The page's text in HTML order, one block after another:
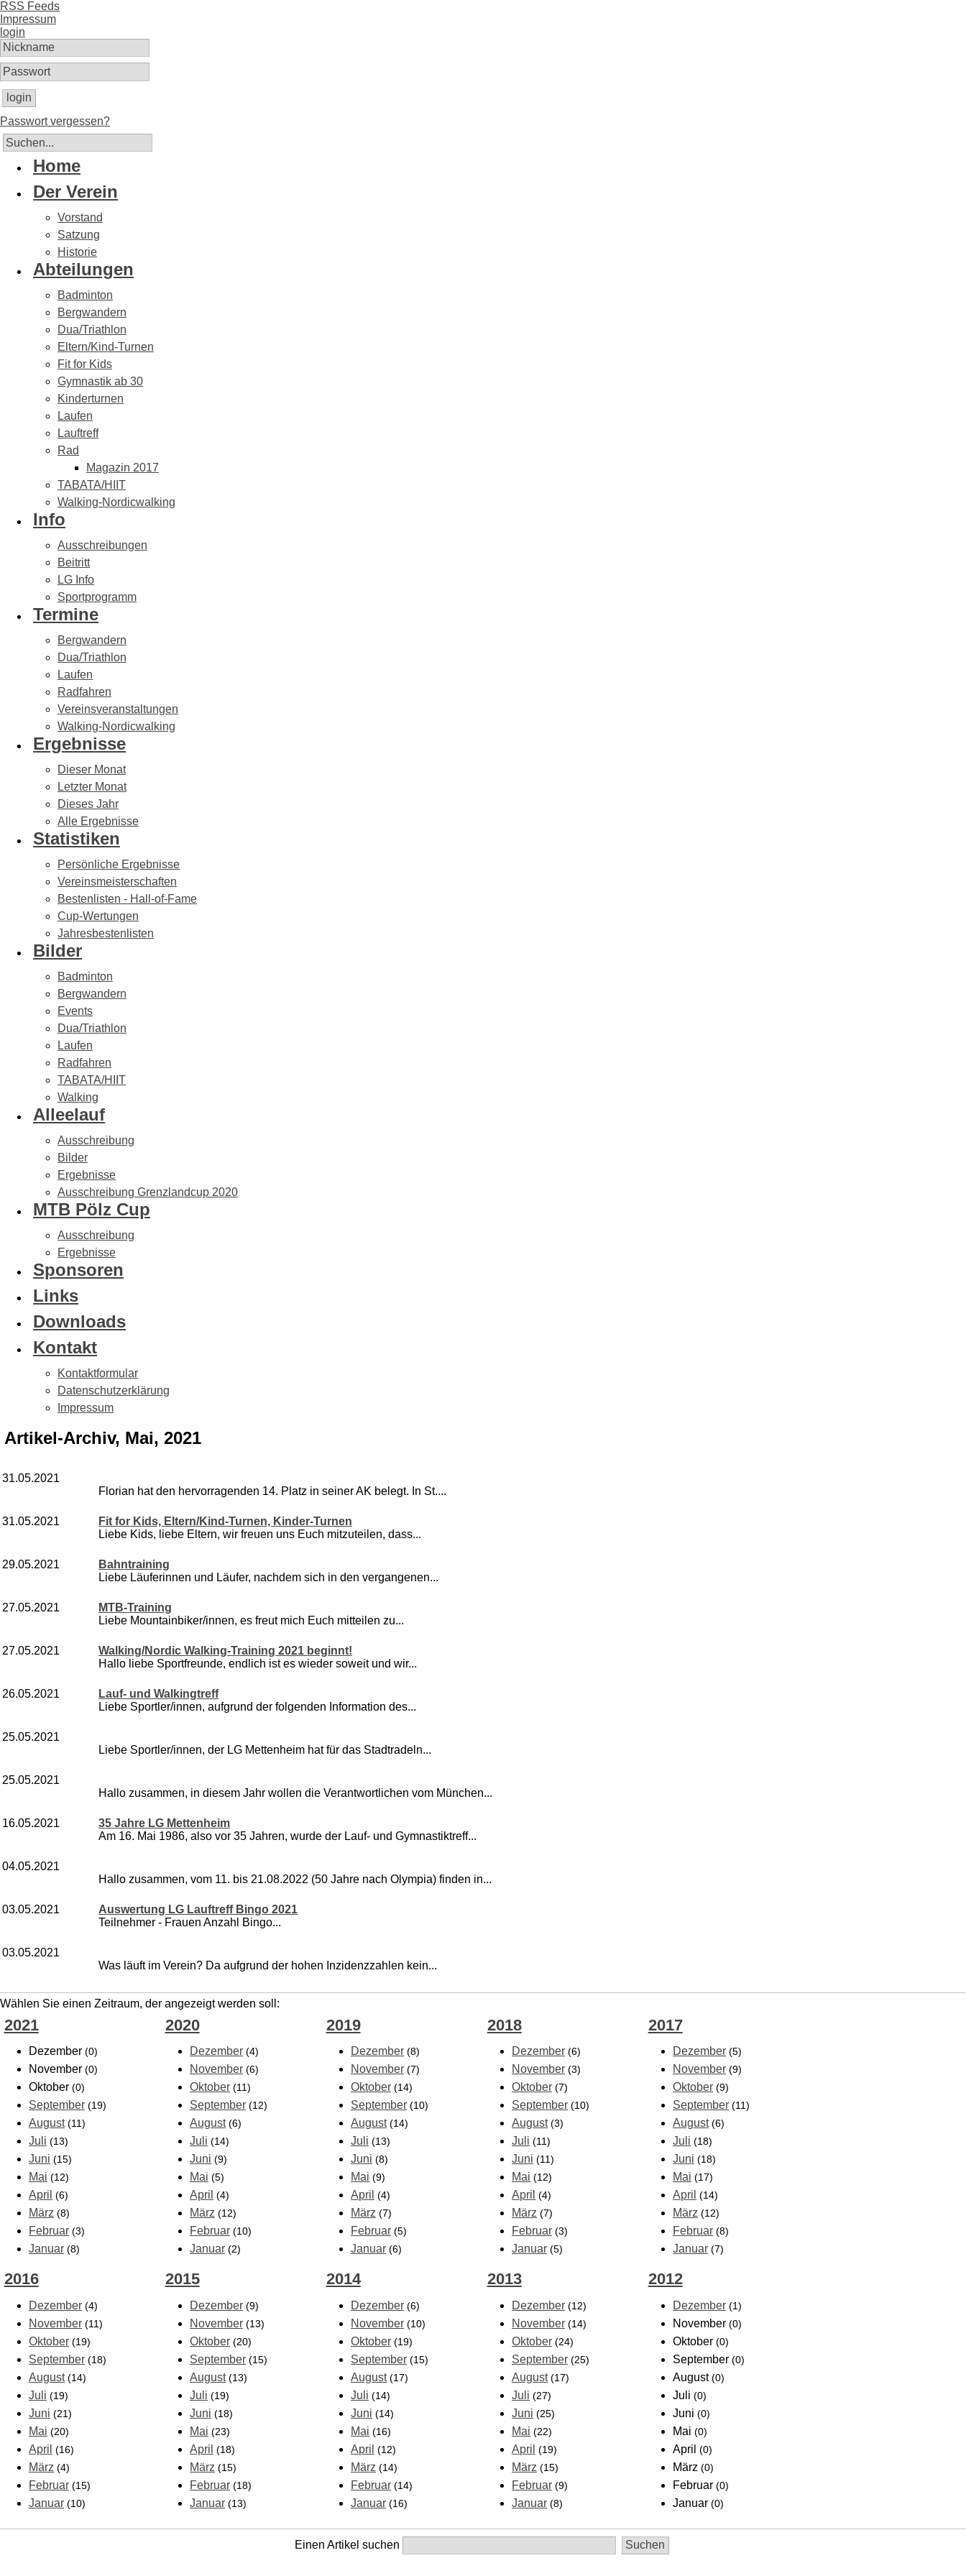
RSS Feeds
Impressum
login
login
Passwort vergessen?
Home
Der Verein
Vorstand
Satzung
Historie
Abteilungen
Badminton
Bergwandern
Dua/Triathlon
Eltern/Kind-Turnen
Fit for Kids
Gymnastik ab 30
Kinderturnen
Laufen
Lauftreff
Rad
Magazin 2017
TABATA/HIIT
Walking-Nordicwalking
Info
Ausschreibungen
Beitritt
LG Info
Sportprogramm
Termine
Bergwandern
Dua/Triathlon
Laufen
Radfahren
Vereinsveranstaltungen
Walking-Nordicwalking
Ergebnisse
Dieser Monat
Letzter Monat
Dieses Jahr
Alle Ergebnisse
Statistiken
Persönliche Ergebnisse
Vereinsmeisterschaften
Bestenlisten - Hall-of-Fame
Cup-Wertungen
Jahresbestenlisten
Bilder
Badminton
Bergwandern
Events
Dua/Triathlon
Laufen
Radfahren
TABATA/HIIT
Walking
Alleelauf
Ausschreibung
Bilder
Ergebnisse
Ausschreibung Grenzlandcup 2020
MTB Pölz Cup
Ausschreibung
Ergebnisse
Sponsoren
Links
Downloads
Kontakt
Kontaktformular
Datenschutzerklärung
Impressum
Artikel-Archiv, Mai, 2021
31.05.2021
Florian hat den hervorragenden 14. Platz in seiner AK belegt. In St....
31.05.2021
Fit for Kids, Eltern/Kind-Turnen, Kinder-Turnen
Liebe Kids, liebe Eltern, wir freuen uns Euch mitzuteilen, dass...
29.05.2021
Bahntraining
Liebe Läuferinnen und Läufer, nachdem sich in den vergangenen...
27.05.2021
MTB-Training
Liebe Mountainbiker/innen, es freut mich Euch mitteilen zu...
27.05.2021
Walking/Nordic Walking-Training 2021 beginnt!
Hallo liebe Sportfreunde, endlich ist es wieder soweit und wir...
26.05.2021
Lauf- und Walkingtreff
Liebe Sportler/innen, aufgrund der folgenden Information des...
25.05.2021
Liebe Sportler/innen, der LG Mettenheim hat für das Stadtradeln...
25.05.2021
Hallo zusammen, in diesem Jahr wollen die Verantwortlichen vom München...
16.05.2021
35 Jahre LG Mettenheim
Am 16. Mai 1986, also vor 35 Jahren, wurde der Lauf- und Gymnastiktreff...
04.05.2021
Hallo zusammen, vom 11. bis 21.08.2022 (50 Jahre nach Olympia) finden in...
03.05.2021
Auswertung LG Lauftreff Bingo 2021
Teilnehmer - Frauen Anzahl Bingo...
03.05.2021
Was läuft im Verein? Da aufgrund der hohen Inzidenzzahlen kein...
Wählen Sie einen Zeitraum, der angezeigt werden soll:
2021
Dezember (0)
November (0)
Oktober (0)
September (19)
August (11)
Juli (13)
Juni (15)
Mai (12)
April (6)
März (8)
Februar (3)
Januar (8)
2020
Dezember (4)
November (6)
Oktober (11)
September (12)
August (6)
Juli (14)
Juni (9)
Mai (5)
April (4)
März (12)
Februar (10)
Januar (2)
2019
Dezember (8)
November (7)
Oktober (14)
September (10)
August (14)
Juli (13)
Juni (8)
Mai (9)
April (4)
März (7)
Februar (5)
Januar (6)
2018
Dezember (6)
November (3)
Oktober (7)
September (10)
August (3)
Juli (11)
Juni (11)
Mai (12)
April (4)
März (7)
Februar (3)
Januar (5)
2017
Dezember (5)
November (9)
Oktober (9)
September (11)
August (6)
Juli (18)
Juni (18)
Mai (17)
April (14)
März (12)
Februar (8)
Januar (7)
2016
Dezember (4)
November (11)
Oktober (19)
September (18)
August (14)
Juli (19)
Juni (21)
Mai (20)
April (16)
März (4)
Februar (15)
Januar (10)
2015
Dezember (9)
November (13)
Oktober (20)
September (15)
August (13)
Juli (19)
Juni (18)
Mai (23)
April (18)
März (15)
Februar (18)
Januar (13)
2014
Dezember (6)
November (10)
Oktober (19)
September (15)
August (17)
Juli (14)
Juni (14)
Mai (16)
April (12)
März (14)
Februar (14)
Januar (16)
2013
Dezember (12)
November (14)
Oktober (24)
September (25)
August (17)
Juli (27)
Juni (25)
Mai (22)
April (19)
März (15)
Februar (9)
Januar (8)
2012
Dezember (1)
November(0)
Oktober(0)
September(0)
August(0)
Juli(0)
Juni(0)
Mai(0)
April(0)
März(0)
Februar(0)
Januar(0)
Einen Artikel suchen